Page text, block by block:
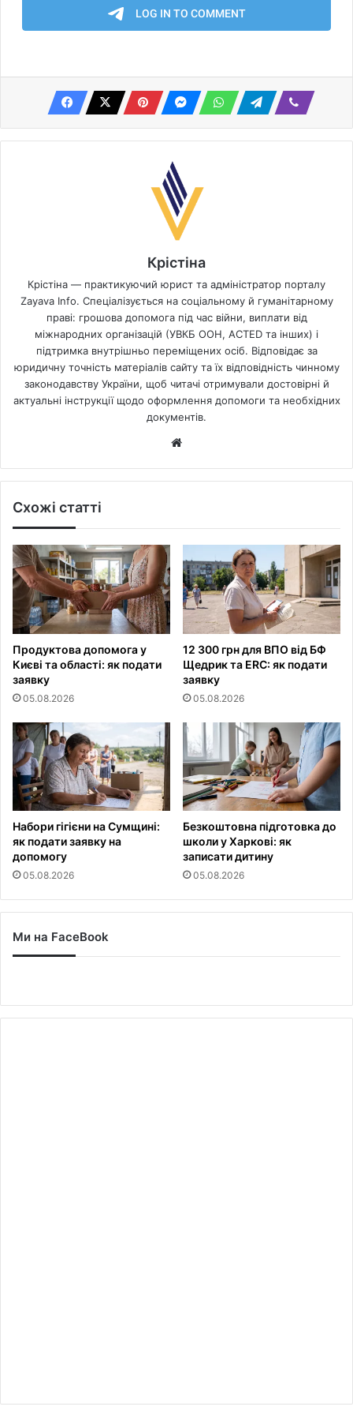
Крістіна
Крістіна — практикуючий юрист та адміністратор порталу
Zayava Info. Спеціалізується на соціальному й гуманітарному
праві: грошова допомога під час війни, виплати від
міжнародних організацій (УВКБ ООН, ACTED та інших) і
підтримка внутрішньо переміщених осіб. Відповідає за
юридичну точність матеріалів сайту та їх відповідність чинному
законодавству України, щоб читачі отримували достовірні й
актуальні інструкції щодо оформлення допомоги та необхідних
документів.
Схожі статті
Продуктова допомога у
Києві та області: як подати
заявку
05.08.2026
12 300 грн для ВПО від БФ
Щедрик та ERC: як подати
заявку
05.08.2026
Набори гігієни на Сумщині:
як подати заявку на
допомогу
05.08.2026
Безкоштовна підготовка до
школи у Харкові: як
записати дитину
05.08.2026
Ми на FaceBook